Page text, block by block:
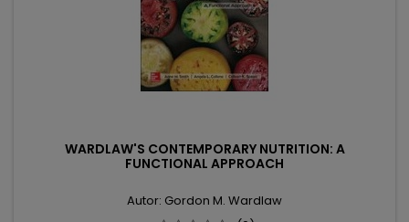
WARDLAW'S CONTEMPORARY NUTRITION: A
FUNCTIONAL APPROACH
Autor: Gordon M. Wardlaw